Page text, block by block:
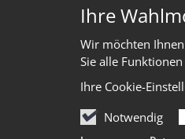
Ihre
Wir möchten
Sie alle
Ihre Cookie-
Notwendig